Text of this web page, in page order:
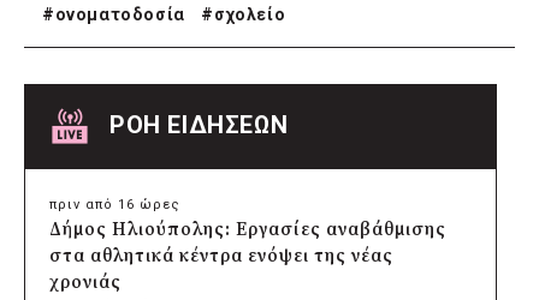
#ονοματοδοσία #σχολείο
ΡΟΗ ΕΙΔΗΣΕΩΝ
πριν από 16 ώρες
Δήμος Ηλιούπολης: Εργασίες αναβάθμισης
στα αθλητικά κέντρα ενόψει της νέας
χρονιάς